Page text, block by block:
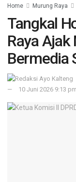
Home Murung Raya
Tangkal
Raya
Bermedia
10 Juni 2026 9:13 pm